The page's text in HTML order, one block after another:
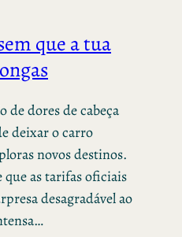
que a tua
de dores de cabeça
deixar o carro
novos destinos.
as tarifas oficiais
desagradável ao